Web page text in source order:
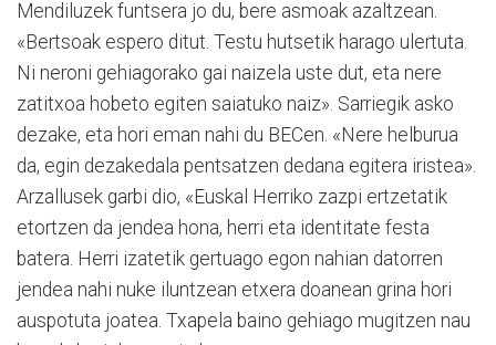
Mendiluzek funtsera jo du, bere asmoak azaltzean.
«Bertsoak espero ditut. Testu hutsetik harago ulertuta.
Ni neroni gehiagorako gai naizela uste dut, eta nere
zatitxoa hobeto egiten saiatuko naiz». Sarriegik asko
dezake, eta hori eman nahi du BECen. «Nere helburua
da, egin dezakedala pentsa­tzen dedana egitera iristea».
Arzallusek garbi dio, «Eus­kal Herriko zazpi ertze­ta­tik
etortzen da jendea ho­na, herri eta identitate festa
batera. Herri izatetik gertuago egon nahian datorren
jendea nahi nuke iluntzean etxera doanean grina hori
auspotuta joatea. Txapela baino gehiago mugitzen nau